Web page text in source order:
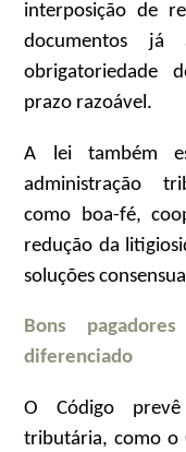
interposição de
documentos já
obrigatoriedade
prazo razoável.
A lei também
administração
como boa-fé,
redução da
soluções
Bons
diferenciado
O Código
tributária, como o